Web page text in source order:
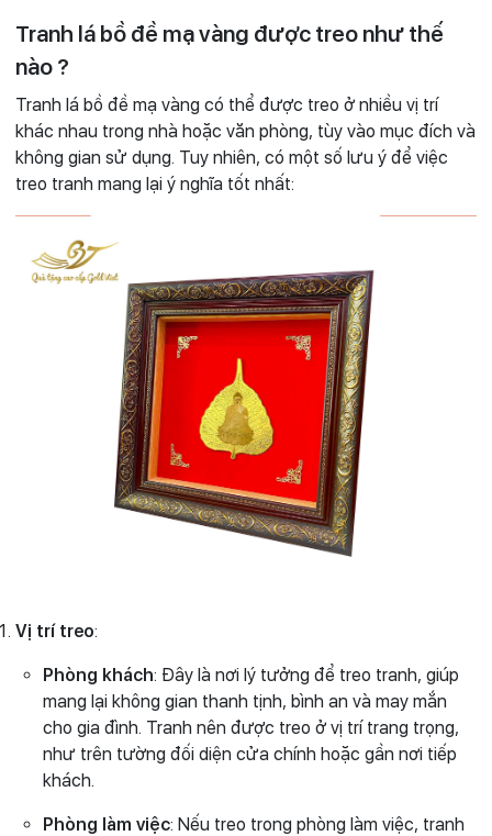
Tranh lá bồ đề mạ vàng được treo như thế
nào ?
Tranh lá bồ đề mạ vàng có thể được treo ở nhiều vị trí
khác nhau trong nhà hoặc văn phòng, tùy vào mục đích và
không gian sử dụng. Tuy nhiên, có một số lưu ý để việc
treo tranh mang lại ý nghĩa tốt nhất:
Vị trí treo:
Phòng khách: Đây là nơi lý tưởng để treo tranh, giúp
mang lại không gian thanh tịnh, bình an và may mắn
cho gia đình. Tranh nên được treo ở vị trí trang trọng,
như trên tường đối diện cửa chính hoặc gần nơi tiếp
khách.
Phòng làm việc: Nếu treo trong phòng làm việc, tranh